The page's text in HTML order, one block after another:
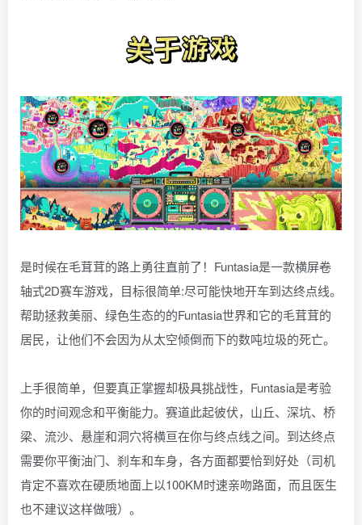
是时候在毛茸茸的路上勇往直前了！Funtasia是一款横屏卷
轴式2D赛车游戏，目标很简单:尽可能快地开车到达终点线。
帮助拯救美丽、绿色生态的的Funtasia世界和它的毛茸茸的
居民，让他们不会因为从太空倾倒而下的数吨垃圾的死亡。
上手很简单，但要真正掌握却极具挑战性，Funtasia是考验
你的时间观念和平衡能力。赛道此起彼伏，山丘、深坑、桥
梁、流沙、悬崖和洞穴将横亘在你与终点线之间。到达终点
需要你平衡油门、刹车和车身，各方面都要恰到好处（司机
肯定不喜欢在硬质地面上以100KM时速亲吻路面，而且医生
也不建议这样做哦）。